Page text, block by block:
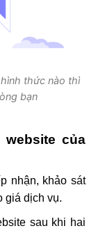
thức nào thì
bạn
của
nhận, khảo sát
giá dịch vụ.
sau khi hai